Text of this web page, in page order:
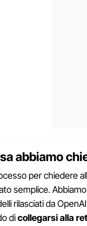
abbiamo
per chiedere
semplice.
rilasciati da
dicollegarsi alla